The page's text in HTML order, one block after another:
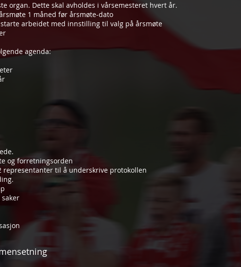
organ. Dette skal avholdes i vårsemesteret hvert år.
1 måned før årsmøte-dato
arbeidet med innstilling til valg på årsmøte
agenda:
og forretningsorden
representanter til å underskrive protokollen